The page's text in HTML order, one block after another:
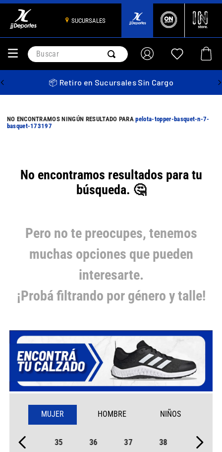
SUCURSALES
Buscar
📦 Retiro en Sucursales Sin Cargo
pelota-topper-basquet-n-7-
basquet-173197
No encontramos resultados para tu
búsqueda. 🤔
Pero no te preocupes, tenemos
muchas opciones que pueden
interesarte.
¡Probá filtrando por género y talle!
MUJER HOMBRE NIÑOS
35 36 37 38